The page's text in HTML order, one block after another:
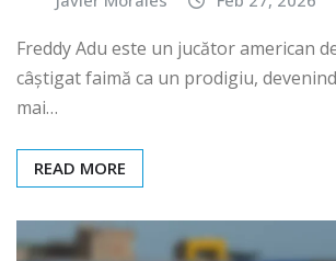
Freddy Adu este un jucător american
câștigat faimă ca un prodigiu,
mai…
READ MORE